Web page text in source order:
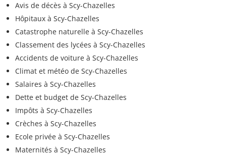
Avis de décès à Scy-Chazelles
Hôpitaux à Scy-Chazelles
Catastrophe naturelle à Scy-Chazelles
Classement des lycées à Scy-Chazelles
Accidents de voiture à Scy-Chazelles
Climat et météo de Scy-Chazelles
Salaires à Scy-Chazelles
Dette et budget de Scy-Chazelles
Impôts à Scy-Chazelles
Crèches à Scy-Chazelles
Ecole privée à Scy-Chazelles
Maternités à Scy-Chazelles